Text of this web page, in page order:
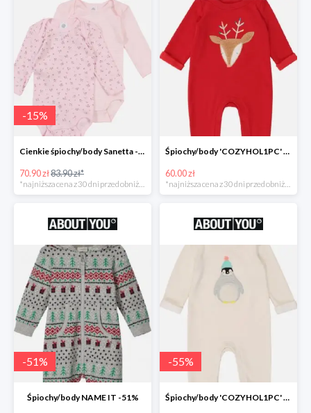
-15%
Cienkie śpiochy/body Sanetta -15%
70.90 zł83.90 zł*
Śpiochy/body 'COZYHOL1PC' GAP -60%
60.00 zł
-51%
Śpiochy/body NAME IT -51%
-55%
Śpiochy/body 'COZYHOL1PC' GAP -55%